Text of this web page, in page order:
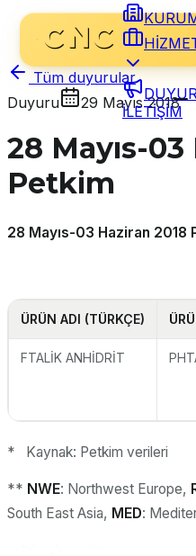
İLETİŞİM
Tüm duyurular
Duyuru
29 Mayıs 2018
28 Mayıs-
Petkim
28 Mayıs-03 Haziran 2018
ÜRÜN ADI (TÜRKÇE)
FTALİK ANHİDRİT
* Kaynak: Petkim verileri
** NWE: Northwest Europe,
South East Asia, MED: